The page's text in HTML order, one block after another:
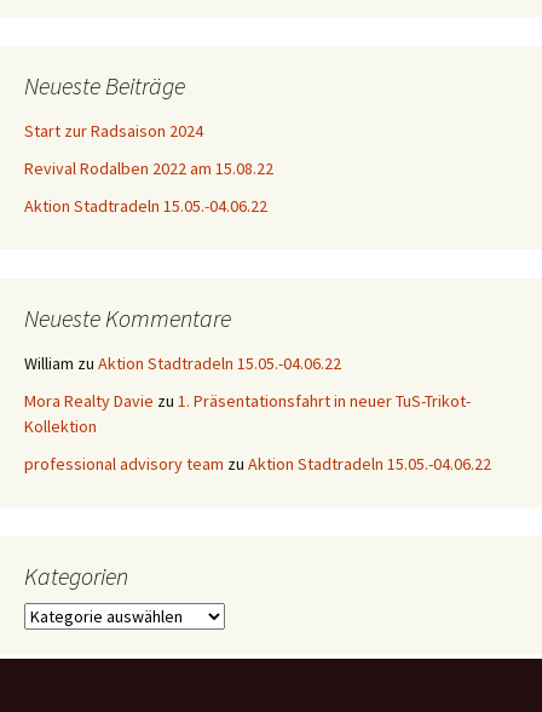
Neueste Beiträge
Start zur Radsaison 2024
Revival Rodalben 2022 am 15.08.22
Aktion Stadtradeln 15.05.-04.06.22
Neueste Kommentare
William zu Aktion Stadtradeln 15.05.-04.06.22
Mora Realty Davie zu 1. Präsentationsfahrt in neuer TuS-Trikot-
Kollektion
professional advisory team zu Aktion Stadtradeln 15.05.-04.06.22
Kategorien
Kategorien